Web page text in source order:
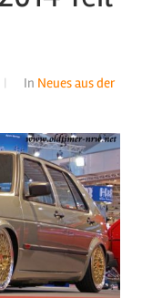
In Neues aus der